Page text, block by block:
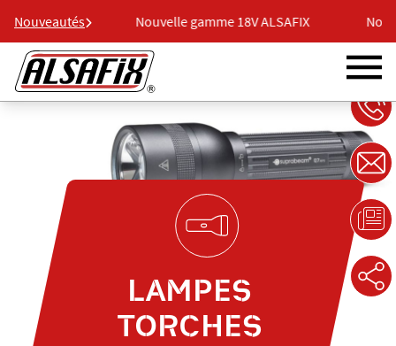
Nouveautés
ALSAFIX Nouvelle gamme 18V ALSAFIX
LAMPES
TORCHES